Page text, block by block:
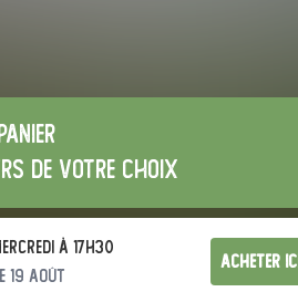
de votre choix
à 17h30
19 août
acheter ici